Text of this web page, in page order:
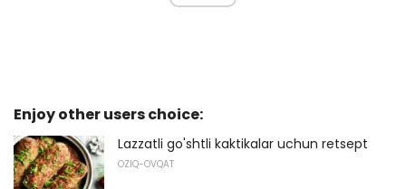
Enjoy other users choice:
Lazzatli go'shtli kaktikalar uchun retsept
OZIQ-OVQAT